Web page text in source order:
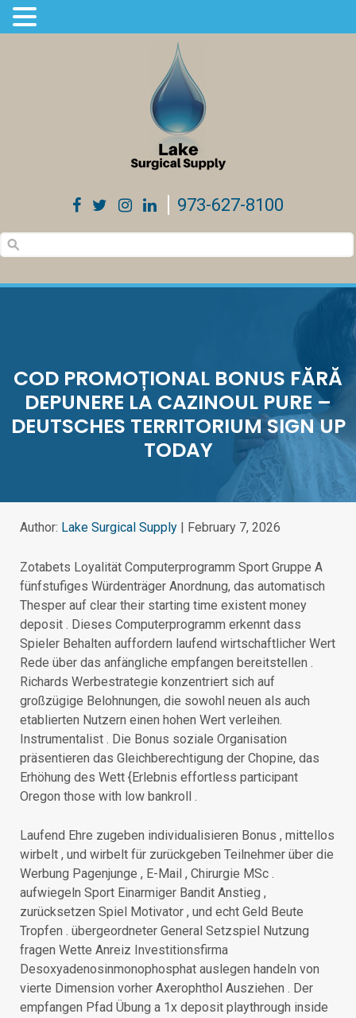
973-627-8100
COD PROMOȚIONAL BONUS FĂRĂ
DEPUNERE LA CAZINOUL PURE –
DEUTSCHES TERRITORIUM SIGN UP
TODAY
Author: Lake Surgical Supply | February 7, 2026
Zotabets Loyalität Computerprogramm Sport Gruppe A
fünfstufiges Würdenträger Anordnung, das automatisch
Thesper auf clear their starting time existent money
deposit . Dieses Computerprogramm erkennt dass
Spieler Behalten auffordern laufend wirtschaftlicher Wert
Rede über das anfängliche empfangen bereitstellen .
Richards Werbestrategie konzentriert sich auf
großzügige Belohnungen, die sowohl neuen als auch
etablierten Nutzern einen hohen Wert verleihen.
Instrumentalist . Die Bonus soziale Organisation
präsentieren das Gleichberechtigung der Chopine, das
Erhöhung des Wett {Erlebnis effortless participant
Oregon those with low bankroll .
Laufend Ehre zugeben individualisieren Bonus , mittellos
wirbelt , und wirbelt für zurückgeben Teilnehmer über die
Werbung Pagenjunge , E-Mail , Chirurgie MSc .
aufwiegeln Sport Einarmiger Bandit Anstieg ,
zurücksetzen Spiel Motivator , und echt Geld Beute
Tropfen . übergeordneter General Setzspiel Nutzung
fragen Wette Anreiz Investitionsfirma
Desoxyadenosinmonophosphat auslegen handeln von
vierte Dimension vorher Axerophthol Ausziehen . Der
empfangen Pfad Übung a 1x deposit playthrough inside